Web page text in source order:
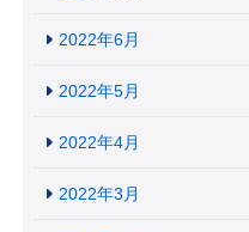
2022年6月
2022年5月
2022年4月
2022年3月